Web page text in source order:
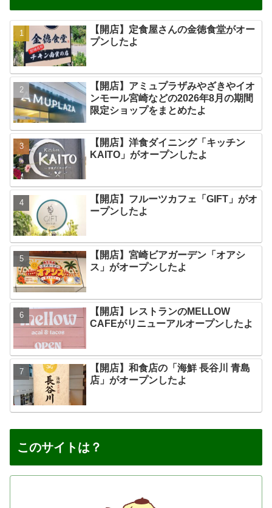
【開店】定食屋さんの金徳食堂がオー
プンしたよ
【開店】アミュプラザみやざきやイオ
ンモール宮崎などの2026年8月の期間
限定ショップをまとめたよ
【開店】洋食ダイニング「キッチン
KAITO」がオープンしたよ
【開店】フルーツカフェ「GIFT」がオ
ープンしたよ
【開店】宮崎ビアガーデン「オアシ
ス」がオープンしたよ
【開店】レストランのMELLOW
CAFEがリニューアルオープンしたよ
【開店】和食店の「海鮮 長谷川 青島
店」がオープンしたよ
このサイトは？